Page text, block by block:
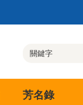
芳名錄